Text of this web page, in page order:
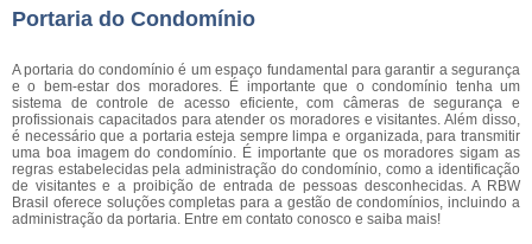
Portaria do Condomínio
A portaria do condomínio é um espaço fundamental para garantir a segurança
e o bem-estar dos moradores. É importante que o condomínio tenha um
sistema de controle de acesso eficiente, com câmeras de segurança e
profissionais capacitados para atender os moradores e visitantes. Além disso,
é necessário que a portaria esteja sempre limpa e organizada, para transmitir
uma boa imagem do condomínio. É importante que os moradores sigam as
regras estabelecidas pela administração do condomínio, como a identificação
de visitantes e a proibição de entrada de pessoas desconhecidas. A RBW
Brasil oferece soluções completas para a gestão de condomínios, incluindo a
administração da portaria. Entre em contato conosco e saiba mais!